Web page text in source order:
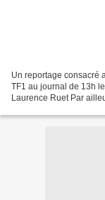
Un reportage consacré
TF1 au journal de 13h
Laurence Ruet Par